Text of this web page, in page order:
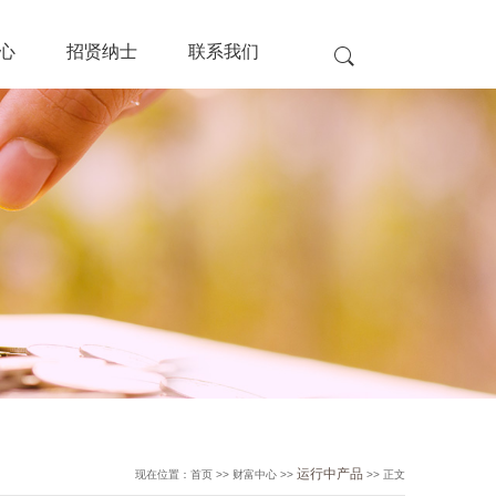
招贤纳士 联系我们
现在位置：首页 >> 财富中心 >> 运行中产品 >> 正文